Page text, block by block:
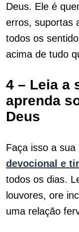
Deus. Ele é
erros, suportas
todos os
acima de tudo
4 – Leia a
aprenda
Deus
Faça isso a
devocional e
todos os dias.
louvores, ore
uma relação